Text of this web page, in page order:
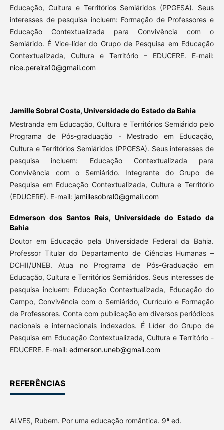
Educação, Cultura e Territórios Semiáridos (PPGESA). Seus
interesses de pesquisa incluem: Formação de Professores e
Educação Contextualizada para Convivência com o
Semiárido. É Vice-líder do Grupo de Pesquisa em Educação
Contextualizada, Cultura e Território – EDUCERE. E-mail:
nice.pereira10@gmail.com
Jamille Sobral Costa, Universidade do Estado da Bahia
Mestranda em Educação, Cultura e Territórios Semiárido pelo
Programa de Pós-graduação - Mestrado em Educação,
Cultura e Territórios Semiáridos (PPGESA). Seus interesses de
pesquisa incluem: Educação Contextualizada para
Convivência com o Semiárido. Integrante do Grupo de
Pesquisa em Educação Contextualizada, Cultura e Território
(EDUCERE). E-mail: jamillesobral0@gmail.com
Edmerson dos Santos Reis,Universidade do Estado da
Bahia
Doutor em Educação pela Universidade Federal da Bahia.
Professor Titular do Departamento de Ciências Humanas –
DCHII/UNEB. Atua no Programa de Pós-Graduação em
Educação, Cultura e Territórios Semiáridos. Seus interesses de
pesquisa incluem: Educação Contextualizada, Educação do
Campo, Convivência com o Semiárido, Currículo e Formação
de Professores. Conta com publicação em diversos periódicos
nacionais e internacionais indexados. É Líder do Grupo de
Pesquisa em Educação Contextualizada, Cultura e Território -
EDUCERE. E-mail: edmerson.uneb@gmail.com
REFERÊNCIAS
ALVES, Rubem. Por uma educação romântica. 9ª ed.